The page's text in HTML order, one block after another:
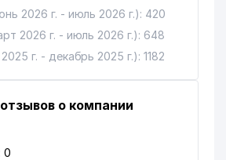
2026 г. - июль 2026 г.): 420
2026 г. - июль 2026 г.): 648
г. - декабрь 2025 г.): 1182
о компании
0